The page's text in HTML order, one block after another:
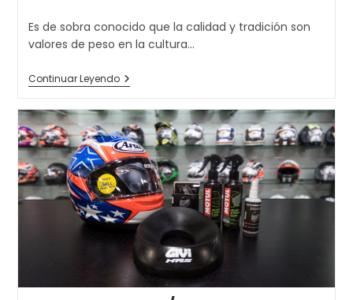
la
entrada:
Es de sobra conocido que la calidad y tradición son
valores de peso en la cultura…
Continuar LeyendoEdición
Especial
Arai
En
Colaboración
Con
Honda